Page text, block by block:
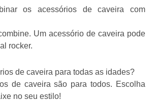
os acessórios de caveira com
Um acessório de caveira pode
rocker.
de caveira para todas as idades?
de caveira são para todos. Escolha
no seu estilo!